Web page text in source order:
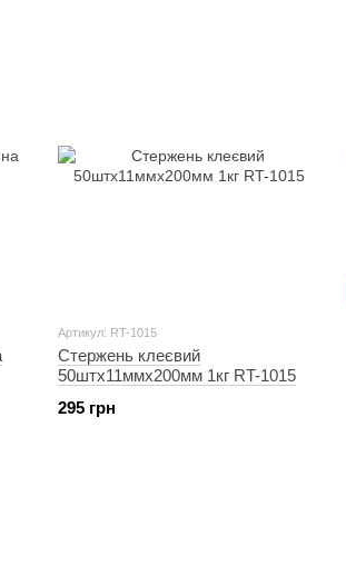
Артикул: RT-1015
Стержень клеєвий
50штх11ммх200мм 1кг RT-1015
295 грн